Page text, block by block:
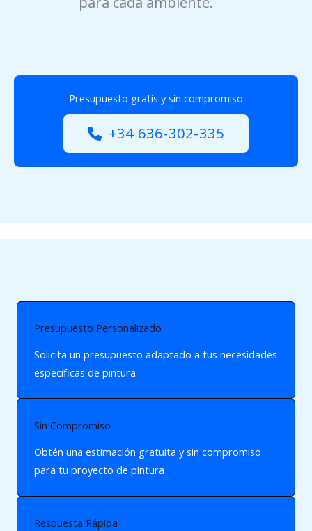
Presupuesto gratis y sin compromiso
+34 636-302-335
Presupuesto Personalizado
Solicita un presupuesto adaptado a tus necesidades
específicas de pintura
Sin Compromiso
Obtén una estimación gratuita y sin compromiso
para tu proyecto de pintura
Respuesta Rápida